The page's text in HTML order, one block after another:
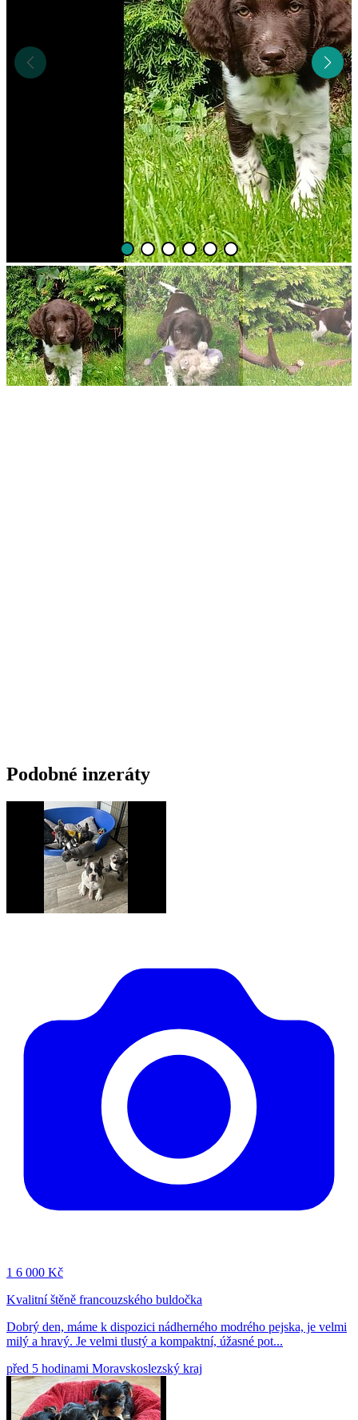
Podobné inzeráty
1 6 000 Kč
Kvalitní štěně francouzského buldočka
Dobrý den, máme k dispozici nádherného modrého pejska, je velmi
milý a hravý. Je velmi tlustý a kompaktní, úžasné pot...
před 5 hodinami Moravskoslezský kraj